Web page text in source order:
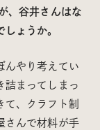
、谷井さんはな
ょうか。
んやり考えてい
詰まってしまっ
て、クラフト制
さんで材料が手